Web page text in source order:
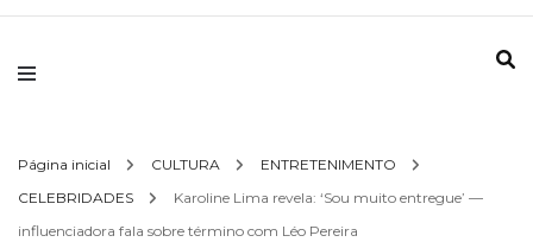
Página inicial CULTURA
ENTRETENIMENTO
CELEBRIDADES
Karoline Lima revela: ‘Sou muito entregue’ —
influenciadora fala sobre término com Léo Pereira